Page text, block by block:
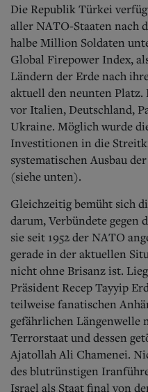
Abo
Danzig
Die Republik Türkei
aller NATO-Staaten nach
halbe Million Soldaten
Global Firepower Index,
Ländern der Erde nach
aktuell den neunten
vor Italien, Deutschland,
Ukraine. Möglich wurde
Investitionen in die
systematischen Ausbau
(siehe unten).
Gleichzeitig bemüht sich
darum, Verbündete gegen
sie seit 1952 der NATO
gerade in der aktuellen
nicht ohne Brisanz ist.
Präsident Recep Tayyip
teilweise fanatischen
gefährlichen Längenwelle
Terrorstaat und dessen
Ajatollah Ali Chamenei.
des blutrünstigen
Israel als Staat final von